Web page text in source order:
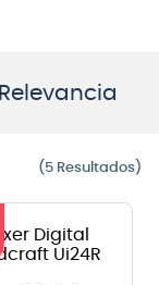
Relevancia
5